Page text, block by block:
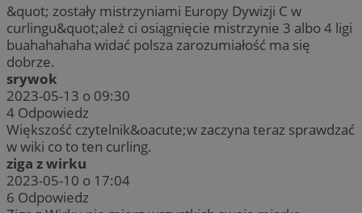
&quot; zostały mistrzyniami Europy Dywizji C w
curlingu&quot;ależ ci osiągnięcie mistrzynie 3 albo 4 ligi
buahahahaha widać polsza zarozumiałość ma się
dobrze.
srywok
2023-05-13 o 09:30
4 Odpowiedz
Większość czytelnik&oacute;w zaczyna teraz sprawdzać
w wiki co to ten curling.
ziga z wirku
2023-05-10 o 17:04
6 Odpowiedz